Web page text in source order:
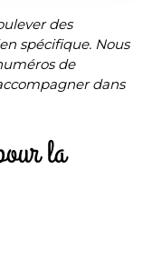
des
spécifique. Nous
de
dans
la